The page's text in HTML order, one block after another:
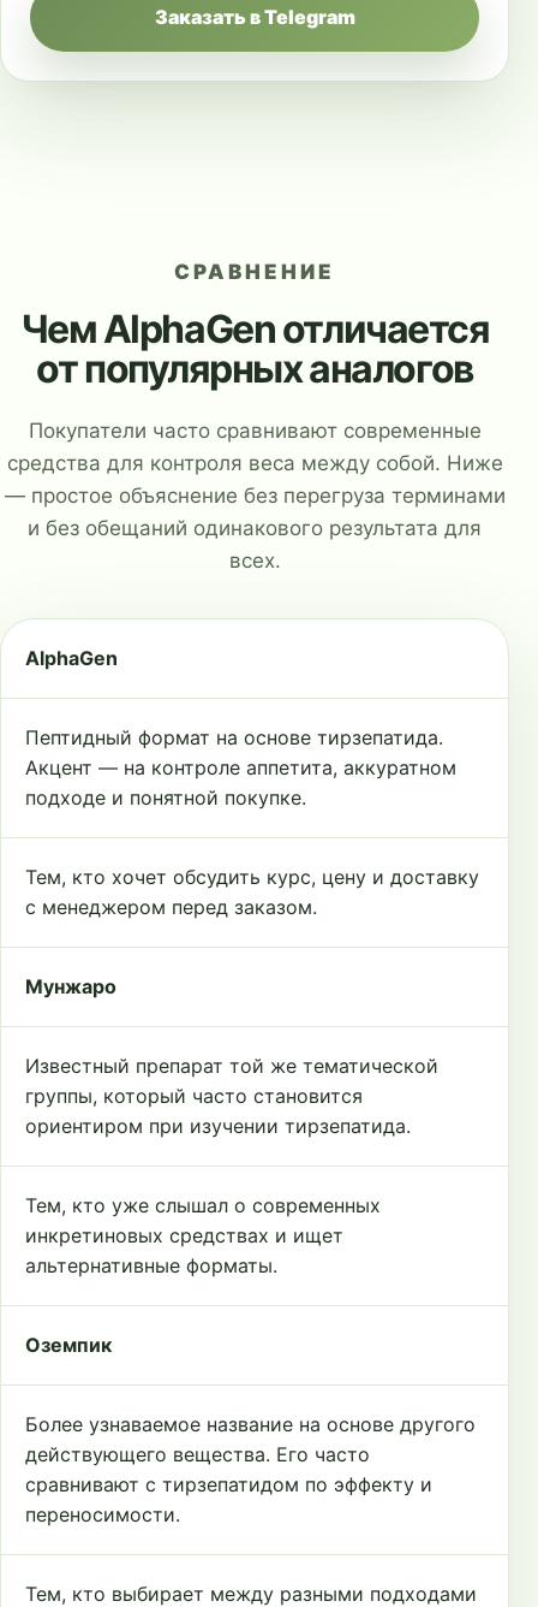
Заказать в Telegram
СРАВНЕНИЕ
Чем AlphaGen отличается
от популярных аналогов
Покупатели часто сравнивают современные
средства для контроля веса между собой. Ниже
— простое объяснение без перегруза терминами
и без обещаний одинакового результата для
всех.
AlphaGen
Пептидный формат на основе тирзепатида.
Акцент — на контроле аппетита, аккуратном
подходе и понятной покупке.
Тем, кто хочет обсудить курс, цену и доставку
с менеджером перед заказом.
Мунжаро
Известный препарат той же тематической
группы, который часто становится
ориентиром при изучении тирзепатида.
Тем, кто уже слышал о современных
инкретиновых средствах и ищет
альтернативные форматы.
Оземпик
Более узнаваемое название на основе другого
действующего вещества. Его часто
сравнивают с тирзепатидом по эффекту и
переносимости.
Тем, кто выбирает между разными подходами